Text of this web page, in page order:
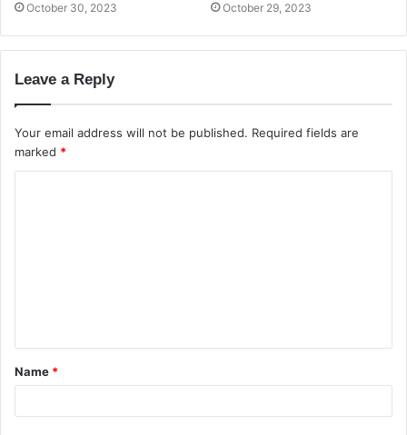
October 30, 2023 October 29, 2023
Leave a Reply
Your email address will not be published. Required fields are
marked *
t
*
Name *